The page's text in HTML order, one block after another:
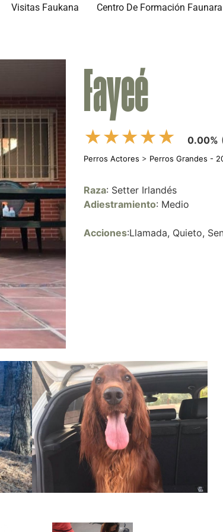
Visitas Faukana Centro De Formación Faunara
Fayeé
★★★★★ 0.00%
Perros Actores > Perros Grandes -
Raza: Setter Irlandés
Adiestramiento: Medio
Acciones:Llamada, Quieto,